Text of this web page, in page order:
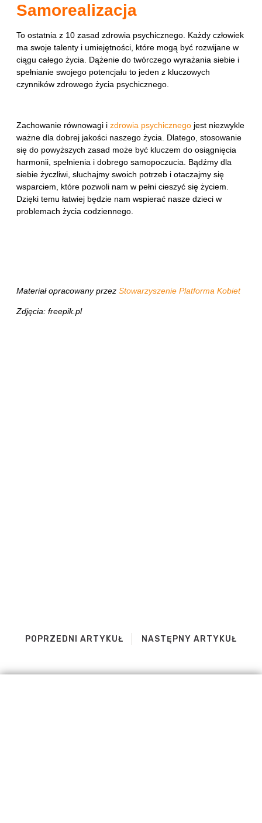
Samorealizacja
To ostatnia z 10 zasad zdrowia psychicznego. Każdy człowiek
ma swoje talenty i umiejętności, które mogą być rozwijane w
ciągu całego życia. Dążenie do twórczego wyrażania siebie i
spełnianie swojego potencjału to jeden z kluczowych
czynników zdrowego życia psychicznego.
Zachowanie równowagi i zdrowia psychicznegojest niezwykle
ważne dla dobrej jakości naszego życia. Dlatego, stosowanie
się do powyższych zasad może być kluczem do osiągnięcia
harmonii, spełnienia i dobrego samopoczucia. Bądźmy dla
siebie życzliwi, słuchajmy swoich potrzeb i otaczajmy się
wsparciem, które pozwoli nam w pełni cieszyć się życiem.
Dzięki temu łatwiej będzie nam wspierać nasze dzieci w
problemach życia codziennego.
Materiał opracowany przez Stowarzyszenie Platforma Kobiet
Zdjęcia: freepik.pl
POPRZEDNI ARTYKUŁ NASTĘPNY ARTYKUŁ